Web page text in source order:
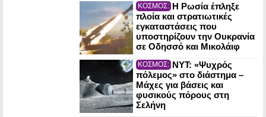
ΚΟΣΜΟΣ: Η Ρωσία έπληξε
πλοία και στρατιωτικές
εγκαταστάσεις που
υποστηρίζουν την Ουκρανία
σε Οδησσό και Μικολάιφ
ΚΟΣΜΟΣ: NYT: «Ψυχρός
πόλεμος» στο διάστημα –
Μάχες για βάσεις και
φυσικούς πόρους στη
Σελήνη